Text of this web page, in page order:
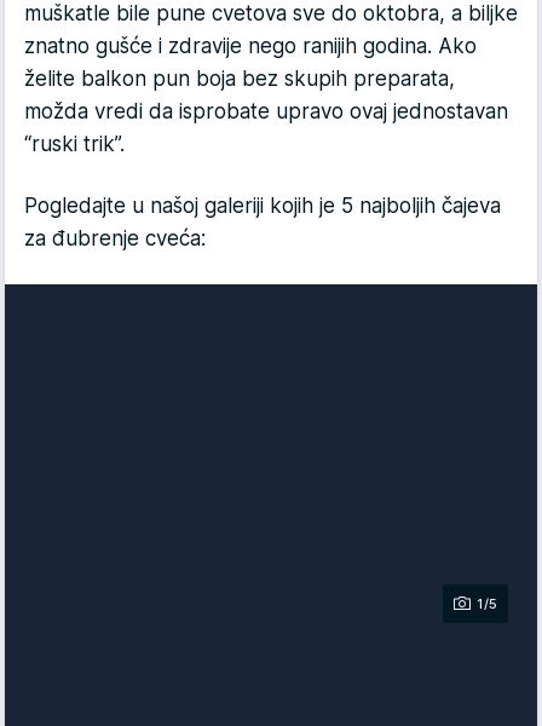
muškatle bile pune cvetova sve do oktobra, a biljke
znatno gušće i zdravije nego ranijih godina. Ako
želite balkon pun boja bez skupih preparata,
možda vredi da isprobate upravo ovaj jednostavan
“ruski trik”.
Pogledajte u našoj galeriji kojih je 5 najboljih čajeva
za đubrenje cveća:
1/5